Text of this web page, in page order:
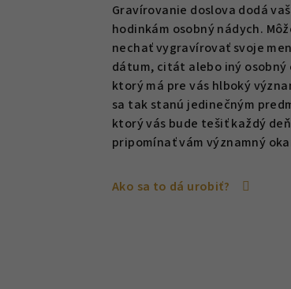
Gravírovanie doslova dodá
hodinkám osobný nádych.
nechať vygravírovať svoje
dátum, citát alebo iný osobný
ktorý má pre vás hlboký
sa tak stanú jedinečným
ktorý vás bude tešiť každý
pripomínať vám významný
Ako sa to dá urobiť?